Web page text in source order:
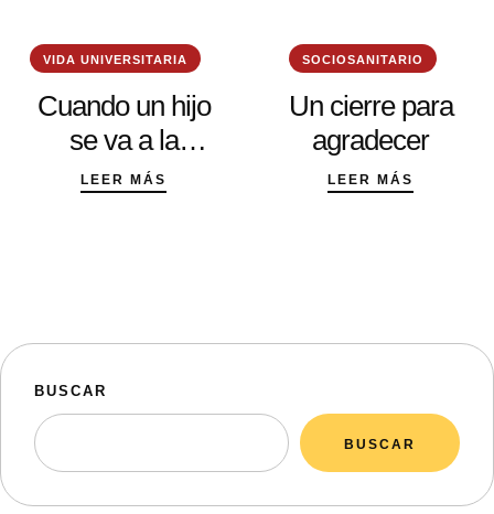
VIDA UNIVERSITARIA
Cuando un hijo
se va a la
universidad:
LEER MÁS
SOCIOSANITARIO
Un cierre para
agradecer
LEER MÁS
BUSCAR
BUSCAR